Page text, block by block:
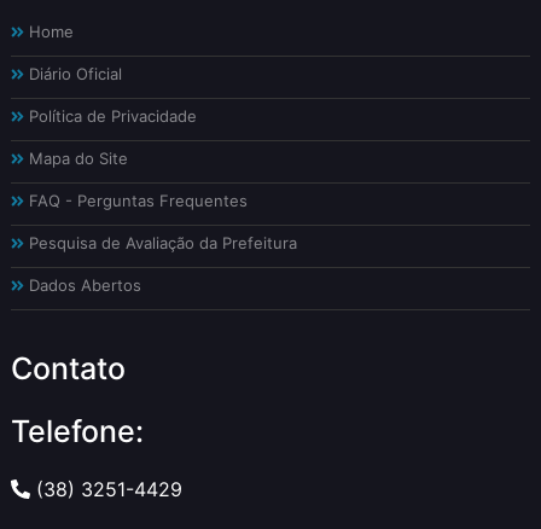
Home
Diário Oficial
Política de Privacidade
Mapa do Site
FAQ - Perguntas Frequentes
Pesquisa de Avaliação da Prefeitura
Dados Abertos
Contato
Telefone:
(38) 3251-4429